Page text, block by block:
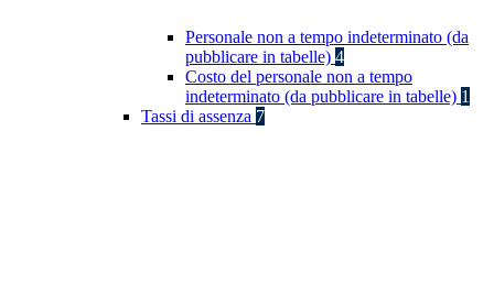
Personale non a tempo indeterminato (da
pubblicare in tabelle) 4
Costo del personale non a tempo
indeterminato (da pubblicare in tabelle) 1
Tassi di assenza 7